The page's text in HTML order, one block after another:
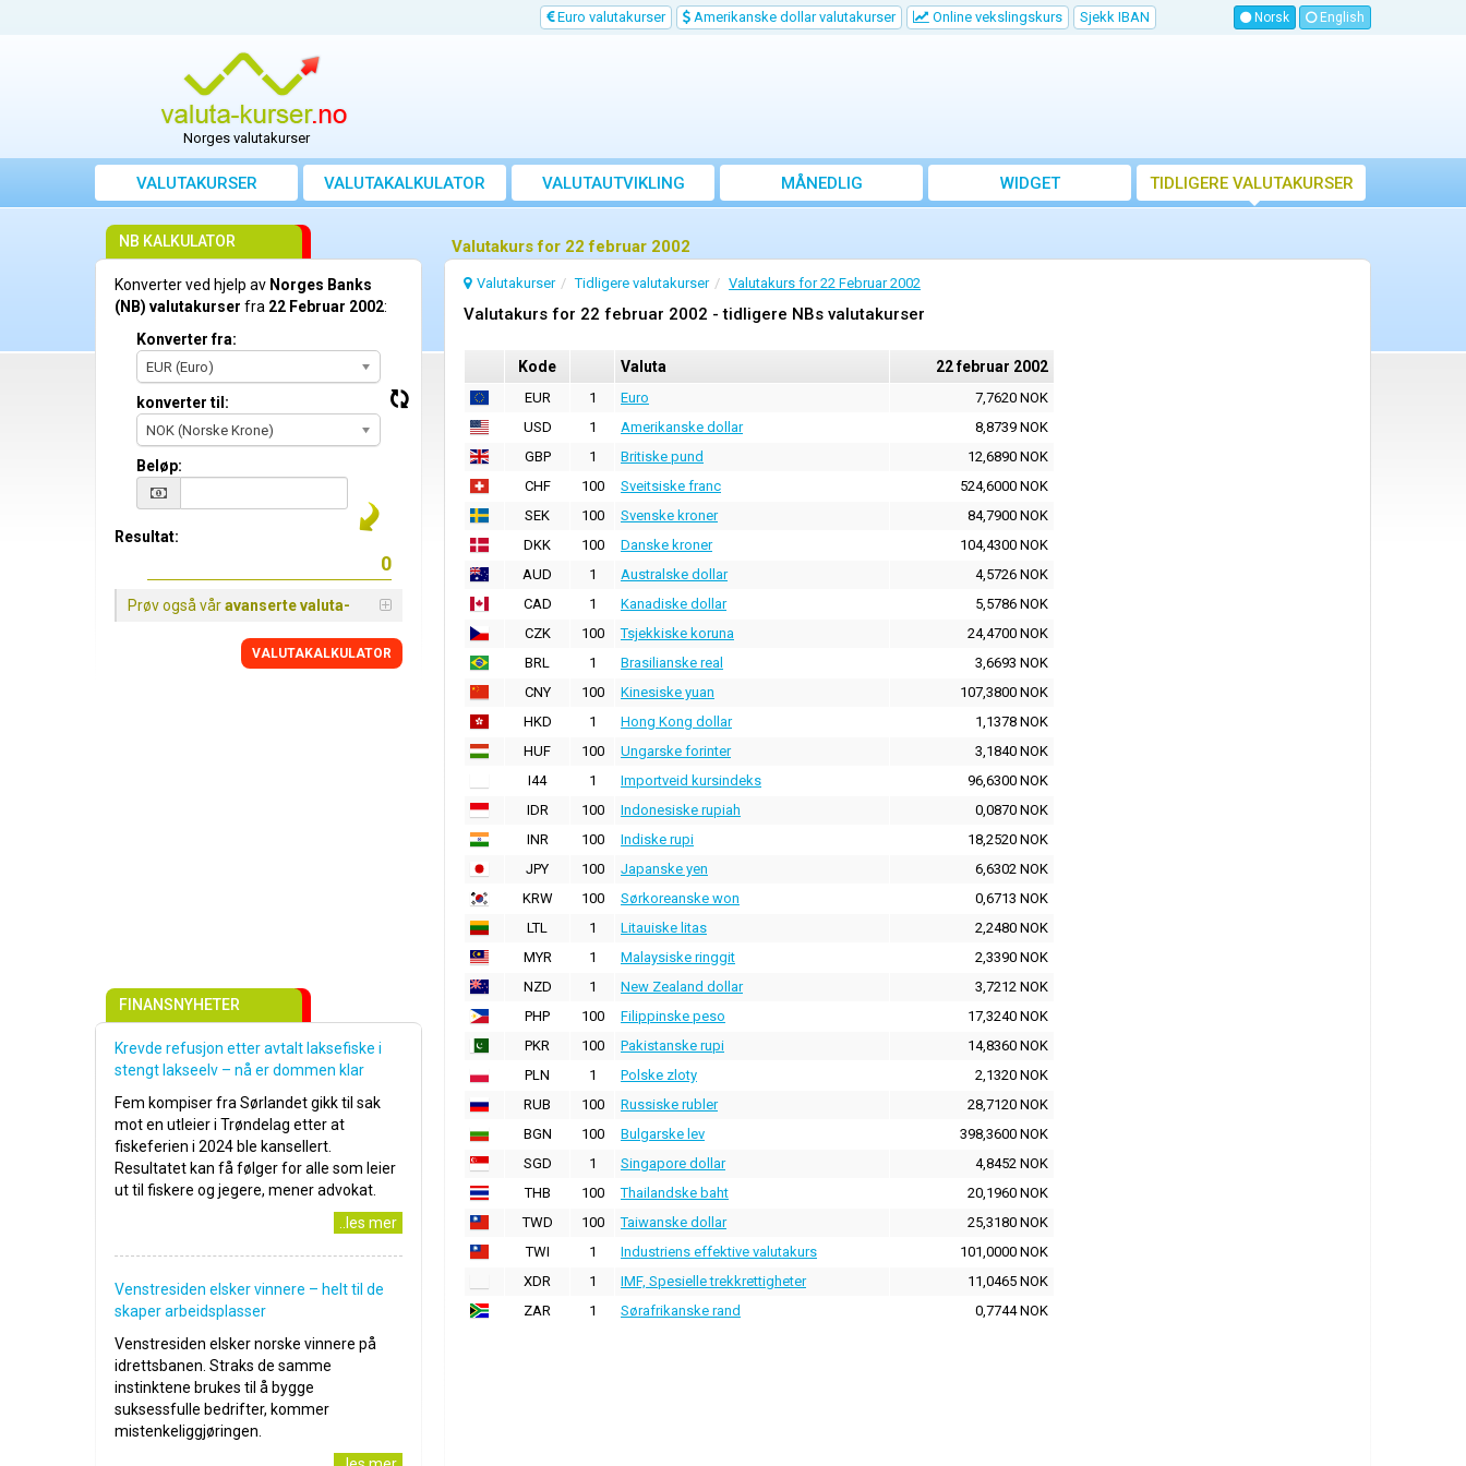
Euro valutakurser Amerikanske dollar valutakurser Online vekslingskurs Sjekk IBAN Norsk English
Norges valutakurser
VALUTAKURSER VALUTAKALKULATOR VALUTAUTVIKLING
MÅNEDLIG
GJENNOMSNITTSKURS
WIDGET TIDLIGERE VALUTAKURSER
Valutakurs for 22 februar 2002
Valutakurser Tidligere valutakurser Valutakurs for 22 Februar 2002
Valutakurs for 22 februar 2002 - tidligere NBs valutakurser
Kode Valuta 22 februar 2002
EUR 1 Euro
7,7620 NOK
USD
1 Amerikanske dollar
8,8739 NOK
GBP
1 Britiske pund
12,6890 NOK
CHF
100 Sveitsiske franc
524,6000 NOK
SEK
100 Svenske kroner
84,7900 NOK
DKK
100 Danske kroner
104,4300 NOK
AUD
1 Australske dollar
4,5726 NOK
CAD
1 Kanadiske dollar
5,5786 NOK
CZK
100 Tsjekkiske koruna
24,4700 NOK
BRL
1 Brasilianske real
3,6693 NOK
CNY
100 Kinesiske yuan
107,3800 NOK
HKD
1 Hong Kong dollar
1,1378 NOK
HUF
100 Ungarske forinter
3,1840 NOK
I44
1 Importveid kursindeks
96,6300 NOK
IDR
100 Indonesiske rupiah
0,0870 NOK
INR
100 Indiske rupi
18,2520 NOK
JPY
100 Japanske yen
6,6302 NOK
KRW
100 Sørkoreanske won
0,6713 NOK
LTL
1 Litauiske litas
2,2480 NOK
MYR
1 Malaysiske ringgit
2,3390 NOK
NZD
1 New Zealand dollar
3,7212 NOK
PHP
100 Filippinske peso
17,3240 NOK
PKR
100 Pakistanske rupi
14,8360 NOK
PLN
1 Polske zloty
2,1320 NOK
RUB
100 Russiske rubler
28,7120 NOK
BGN
100 Bulgarske lev
398,3600 NOK
SGD
1 Singapore dollar
4,8452 NOK
THB
100 Thailandske baht
20,1960 NOK
TWD
100 Taiwanske dollar
25,3180 NOK
TWI
1 Industriens effektive valutakurs
101,0000 NOK
XDR
1 IMF, Spesielle trekkrettigheter
11,0465 NOK
ZAR
1 Sørafrikanske rand 0,7744 NOK
NB KALKULATOR
Konverter ved hjelp av Norges Banks
(NB) valutakurser fra 22 Februar 2002:
Konverter fra:
EUR (Euro)
konverter til:
NOK (Norske Krone)
Beløp:
Resultat:
Prøv også våravanserte valuta-
VALUTAKALKULATOR
FINANSNYHETER
Krevde refusjon etter avtalt laksefiske i
stengt lakseelv – nå er dommen klar
Fem kompiser fra Sørlandet gikk til sak
mot en utleier i Trøndelag etter at
fiskeferien i 2024 ble kansellert.
Resultatet kan få følger for alle som leier
ut til fiskere og jegere, mener advokat.
..les mer
Venstresiden elsker vinnere – helt til de
skaper arbeidsplasser
Venstresiden elsker norske vinnere på
idrettsbanen. Straks de samme
instinktene brukes til å bygge
suksessfulle bedrifter, kommer
mistenkeliggjøringen.